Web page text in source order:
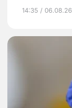
14:35 / 06.08.26